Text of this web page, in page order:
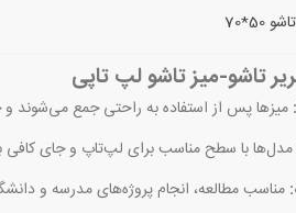
تاشو-میز تاشو لپ تاپی
میزها پس از استفاده به راحتی جمع می‌شوند
مدل‌ها با سطح مناسب برای لپ‌تاپ و جای کافی
مناسب مطالعه، انجام پروژه‌های مدرسه و